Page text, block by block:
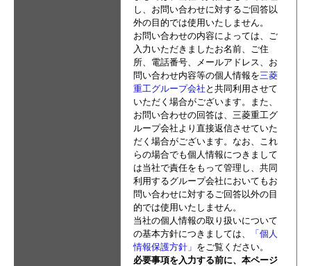
し、お問い合わせに対するご回答以
外の目的では使用いたしません。
お問い合わせの内容によっては、ご
入力いただきましたお名前、ご住
所、電話番号、メールアドレス、お
問い合わせ内容等の個人情報を三菱
重工グループ会社 と共同利用させて
いただく場合がございます。また、
お問い合わせの回答は、三菱重工グ
ループ会社より直接返信させていた
だく場合がございます。なお、これ
らの場合でも個人情報につきまして
は当社で責任をもって管理し、共同
利用するグループ会社においてもお
問い合わせに対するご回答以外の目
的では使用いたしません。
当社の個人情報の取り扱いについて
の基本方針につきましては、
「個人
情報保護方針」 をご覧ください。
必要事項を入力する前に、本ページ